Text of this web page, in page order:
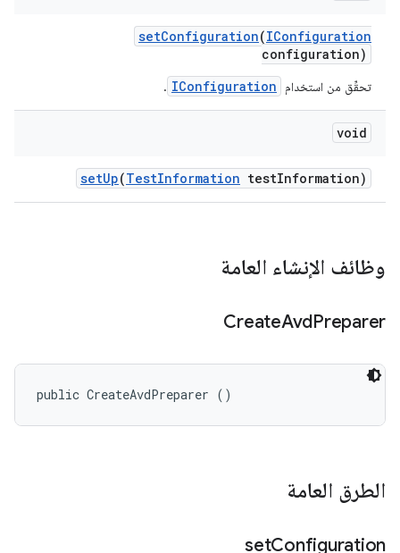
setConfiguration(IConfiguration
configuration)
تحقِّق من استخدام IConfiguration
.
void
setUp(TestInformation testInformation)
وظائف الإنشاء العامة
CreateAvdPreparer
public CreateAvdPreparer ()
الطرق العامة
setConfiguration